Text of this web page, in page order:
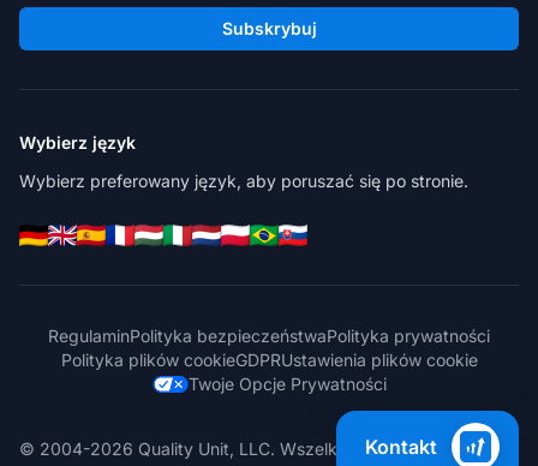
Subskrybuj
Wybierz język
Wybierz preferowany język, aby poruszać się po stronie.
RegulaminPolityka bezpieczeństwaPolityka prywatności
Polityka plików cookieGDPRUstawienia plików cookie
Twoje Opcje Prywatności
© 2004-2026 Quality Unit, LLC. Wszelkie prawa zastrzeżone.
Kontakt